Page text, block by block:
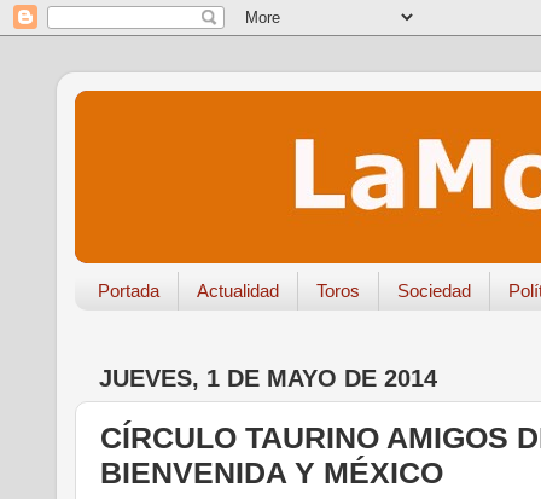
Portada Actualidad Toros Sociedad
JUEVES, 1 DE MAYO DE 2014
CÍRCULO TAURINO AMIGOS
BIENVENIDA Y MÉXICO